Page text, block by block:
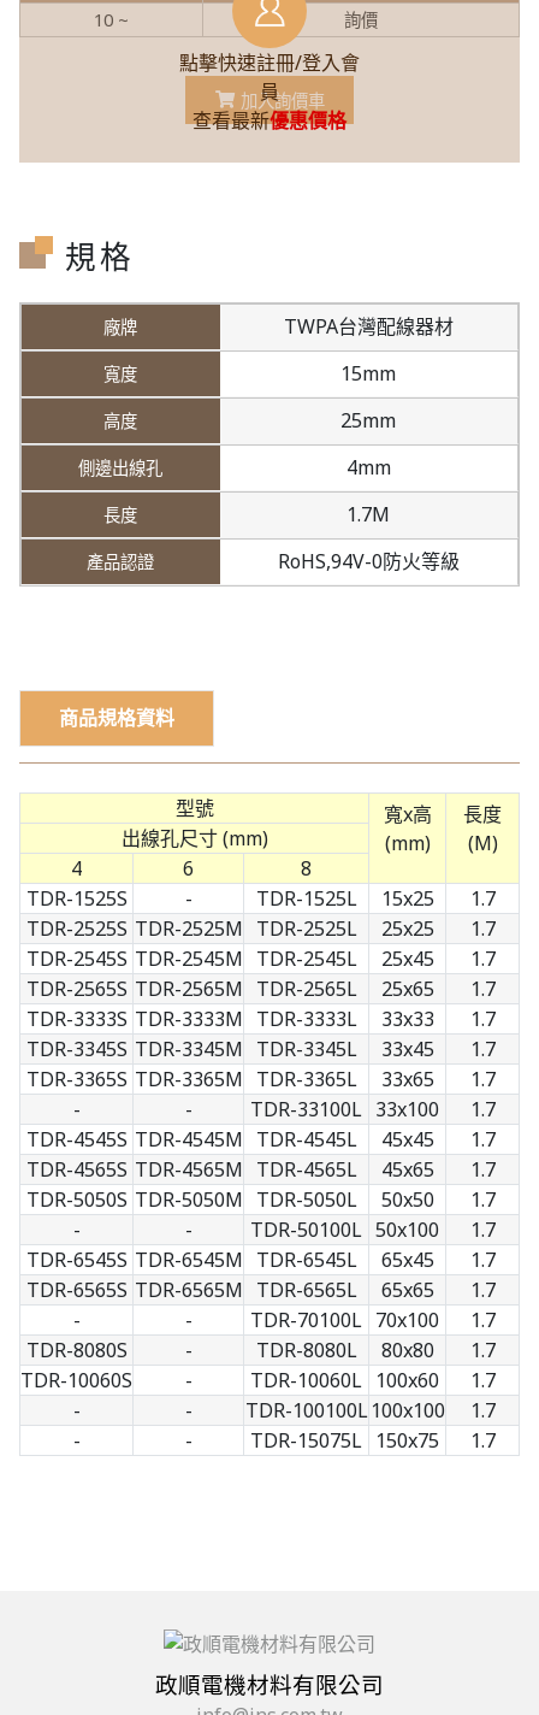
點擊快速註冊/登入會
員
查看最新優惠價格
10 ~
詢價
加入詢價車
規格
TWPA台灣配線器材
15mm
25mm
4mm
1.7M
RoHS,94V-0防火等級
商品規格資料
型號
寬x高
(mm)
長度
(M)
出線孔尺寸 (mm)
4
6
8
TDR-1525S
- TDR-1525L 15x25
1.7
TDR-2525S TDR-2525M TDR-2525L 25x25
1.7
TDR-2545S TDR-2545M TDR-2545L 25x45
1.7
TDR-2565S TDR-2565M TDR-2565L 25x65
1.7
TDR-3333S TDR-3333M TDR-3333L 33x33
1.7
TDR-3345S TDR-3345M TDR-3345L 33x45
1.7
TDR-3365S TDR-3365M TDR-3365L 33x65
1.7
-
- TDR-33100L 33x100
1.7
TDR-4545S TDR-4545M TDR-4545L 45x45
1.7
TDR-4565S TDR-4565M TDR-4565L 45x65
1.7
TDR-5050S TDR-5050M TDR-5050L 50x50
1.7
-
- TDR-50100L 50x100
1.7
TDR-6545S TDR-6545M TDR-6545L 65x45
1.7
TDR-6565S TDR-6565M TDR-6565L 65x65
1.7
-
- TDR-70100L 70x100
1.7
TDR-8080S
- TDR-8080L 80x80
1.7
TDR-10060S
- TDR-10060L 100x60
1.7
-
- TDR-100100L 100x100
1.7
-
- TDR-15075L 150x75 1.7
政順電機材料有限公司